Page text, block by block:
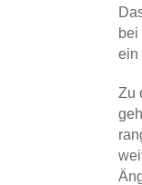
ein
Zu